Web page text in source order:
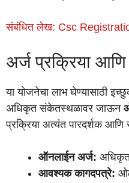
संबंधित लेख: Csc
अर्ज प्रक्रिया
या योजनेचा लाभ घेण्यासाठी
अधिकृत संकेतस्थळावर जाऊन
प्रक्रिया अत्यंत पारदर्शक
ऑनलाईन अर्ज: अधिकृत
आवश्यक कागदपत्रे: